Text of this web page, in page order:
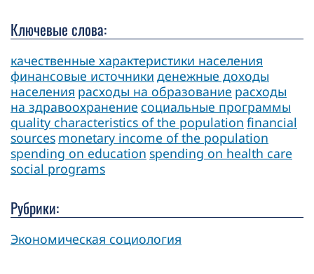
Ключевые слова:
качественные характеристики населения
финансовые источники денежные доходы
населения расходы на образование расходы
на здравоохранение социальные программы
quality characteristics of the population financial
sources monetary income of the population
spending on education spending on health care
social programs
Рубрики:
Экономическая социология